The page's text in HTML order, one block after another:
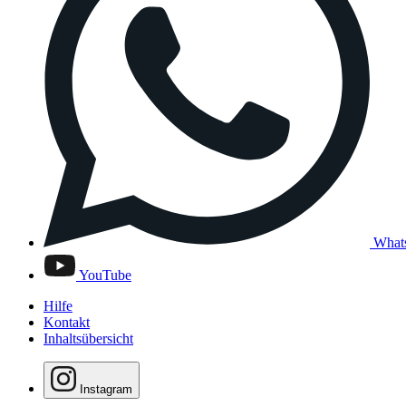
YouTube
Hilfe
Kontakt
Inhaltsübersicht
Instagram